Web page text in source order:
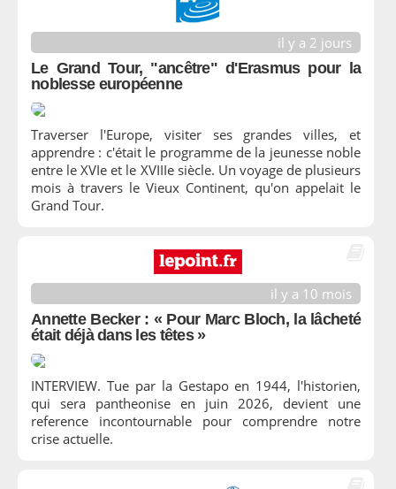
il y a 2 jours
Le Grand Tour, "ancêtre" d'Erasmus pour la
noblesse européenne
Traverser l'Europe, visiter ses grandes villes, et
apprendre : c'était le programme de la jeunesse noble
entre le XVIe et le XVIIIe siècle. Un voyage de plusieurs
mois à travers le Vieux Continent, qu'on appelait le
Grand Tour.
il y a 10 mois
Annette Becker : « Pour Marc Bloch, la lâcheté
était déjà dans les têtes »
INTERVIEW. Tue par la Gestapo en 1944, l'historien,
qui sera pantheonise en juin 2026, devient une
reference incontournable pour comprendre notre
crise actuelle.